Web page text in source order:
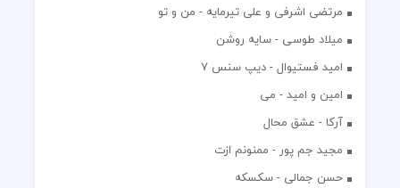
مرتضی اشرفی و علی تیرمایه - من و تو
میلاد طوسی - سایه روشن
اميد فستيوال - ديپ سنس ۷
امین و امید - می
آرکا - عشق محال
مجید جم پور - ممنونم ازت
حسن جمالی - سکسکه